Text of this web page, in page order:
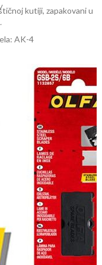
kutiji, zapakovani u
AK-4